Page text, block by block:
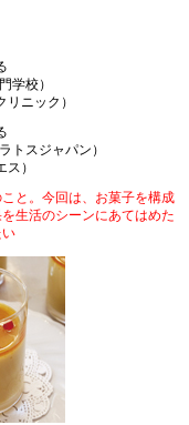
学校）
ニック）
トスジャパン）
）
と。今回は、お菓子を構成
生活のシーンにあてはめた